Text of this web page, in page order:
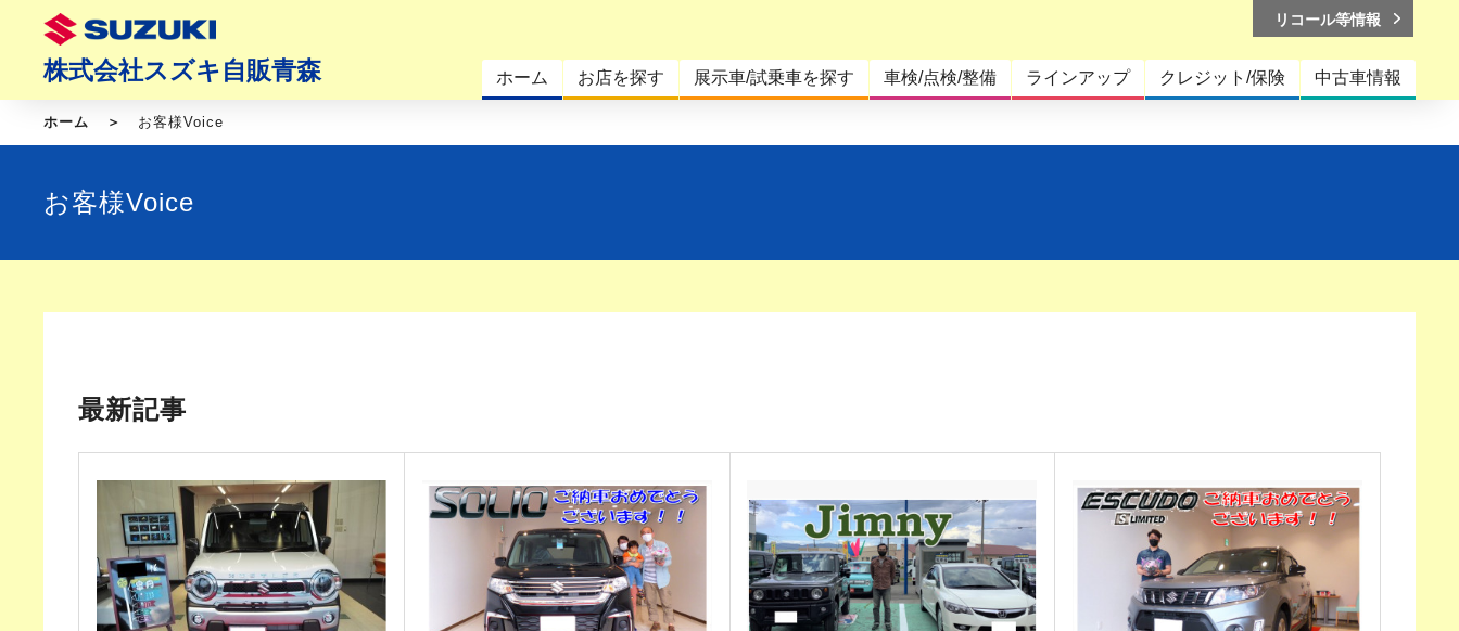
株式会社スズキ自販青森 ホーム お店を探す 展示車/試乗車を探す 車検/点検/整備 ラインアップ クレジット/保険 中古車情報
リコール等情報
ホーム お客様Voice
お客様Voice
最新記事